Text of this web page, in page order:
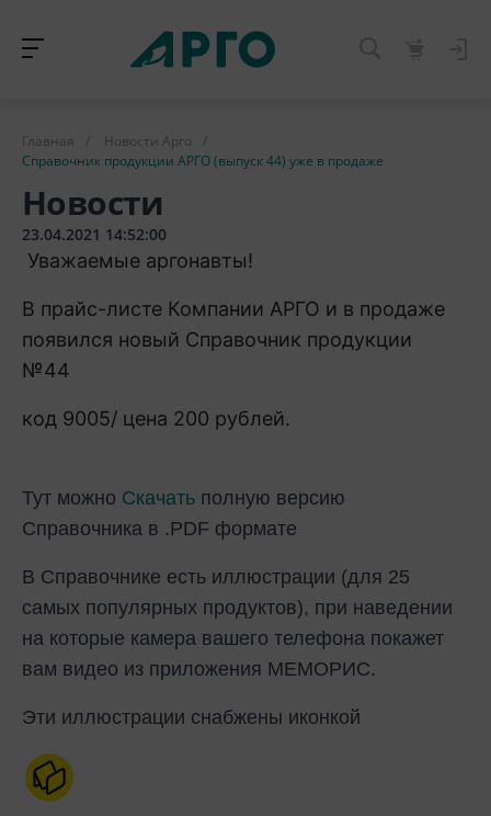
Главная / Новости Арго
/
Справочник продукции АРГО (выпуск 44) уже в продаже
Новости
23.04.2021 14:52:00
Уважаемые аргонавты!
В прайс-листе Компании АРГО и в продаже
появился новый Справочник продукции
№44
код 9005/ цена 200 рублей.
Тут можно Скачать полную версию
Справочника в .PDF формате
В Справочнике есть иллюстрации (для 25
самых популярных продуктов), при наведении
на которые камера вашего телефона покажет
вам видео из приложения МЕМОРИС.
Эти иллюстрации снабжены иконкой